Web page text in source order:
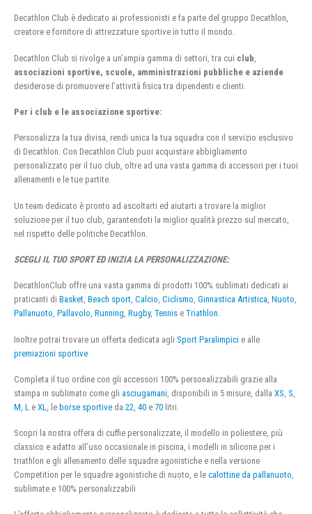
Decathlon Club è dedicato ai professionisti e fa parte del gruppo Decathlon,
creatore e fornitore di attrezzature sportive in tutto il mondo.
Decathlon Club si rivolge a un’ampia gamma di settori, tra cui club
associazioni sportive, scuole, amministrazioni pubbliche e aziende
desiderose di promuovere l’attività fisica tra dipendenti e clienti.
Per i club e le associazione sportive:
Personalizza la tua divisa, rendi unica la tua squadra con il servizio esclusivo
di Decathlon. Con Decathlon Club puoi acquistare abbigliamento
personalizzato per il tuo club, oltre ad una vasta gamma di accessori per i tuoi
allenamenti e le tue partite.
Un team dedicato è pronto ad ascoltarti ed aiutarti a trovare la miglior
soluzione per il tuo club, garantendoti la miglior qualità prezzo sul mercato,
nel rispetto delle politiche Decathlon.
SCEGLI IL TUO SPORT ED INIZIA LA PERSONALIZZAZIONE:
DecathlonClub offre una vasta gamma di prodotti 100% sublimati dedicati ai
praticanti di Basket, Beach sport, Calcio, Ciclismo, Ginnastica Artistica, Nuoto,
Pallanuoto, Pallavolo, Running, Rugby, Tennis e Triathlon.
Inoltre potrai trovare un offerta dedicata agli Sport Paralimpici e alle
premiazioni sportive
Completa il tuo ordine con gli accessori 100% personalizzabili grazie alla
stampa in sublimato come gli asciugamani , disponibili in 5 misure, dalla XS S
M L e XL , le borse sportive da 22 40 e 70 litri.
Scopri la nostra offera di cuffie personalizzate, il modello in poliestere, più
classico e adatto all’uso occasionale in piscina, i modelli in silicone per i
triathlon e gli allenamento delle squadre agonistiche e nella versione
Competition per le squadre agonistiche di nuoto, e le calottine da pallanuoto,
sublimate e 100% personalizzabili